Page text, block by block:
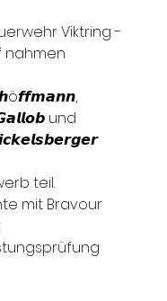
Viktring -
nahmen
und
teil.
mit Bravour